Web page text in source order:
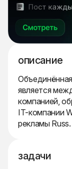
описание
является
компанией,
IT-компании
рекламы Russ.
задачи